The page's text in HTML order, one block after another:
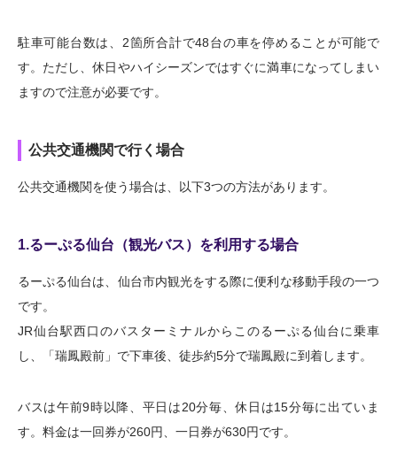
駐車可能台数は、2箇所合計で48台の車を停めることが可能で
す。ただし、休日やハイシーズンではすぐに満車になってしまい
ますので注意が必要です。
公共交通機関で行く場合
公共交通機関を使う場合は、以下3つの方法があります。
1.るーぷる仙台（観光バス）を利用する場合
るーぷる仙台は、仙台市内観光をする際に便利な移動手段の一つ
です。
JR仙台駅西口のバスターミナルからこのるーぷる仙台に乗車
し、「瑞鳳殿前」で下車後、徒歩約5分で瑞鳳殿に到着します。
バスは午前9時以降、平日は20分毎、休日は15分毎に出ていま
す。料金は一回券が260円、一日券が630円です。